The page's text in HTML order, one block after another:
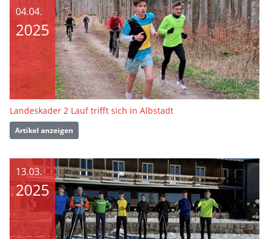
04.04.
2025
Landeskader 2 Lauf trifft sich in Albstadt
Artikel anzeigen
13.03.
2025